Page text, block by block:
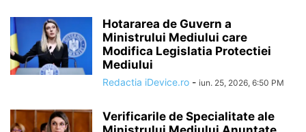
Hotararea de Guvern a
Ministrului Mediului care
Modifica Legislatia Protectiei
Mediului
Redactia iDevice.ro - iun. 25, 2026, 6:50 PM
Verificarile de Specialitate ale